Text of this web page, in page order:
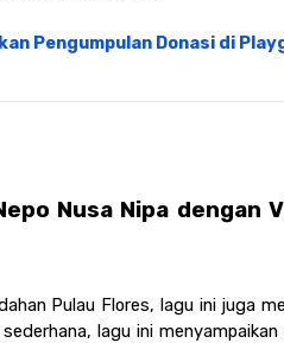
Pengumpulan Donasi di
Nusa Nipa dengan
Pulau Flores, lagu ini juga
lagu ini